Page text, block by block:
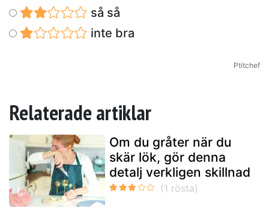
så så
inte bra
Ptitchef
Relaterade artiklar
Om du gråter när du
skär lök, gör denna
detalj verkligen skillnad